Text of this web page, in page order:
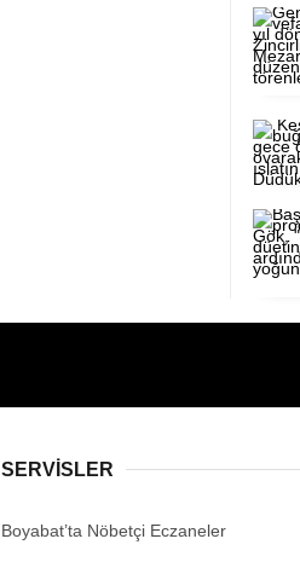
SERVISLER
Boyabat’ta Nöbetçi Eczaneler